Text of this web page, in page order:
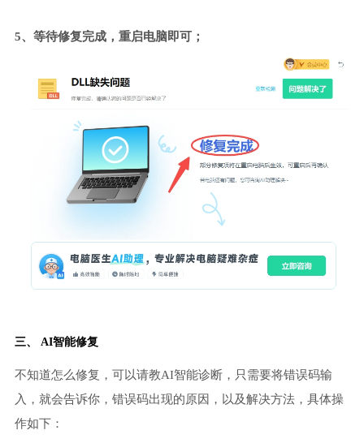
5、等待修复完成，重启电脑即可；
三、 AI智能修复
不知道怎么修复，可以请教AI智能诊断，只需要将错误码输
入，就会告诉你，错误码出现的原因，以及解决方法，具体操
作如下：